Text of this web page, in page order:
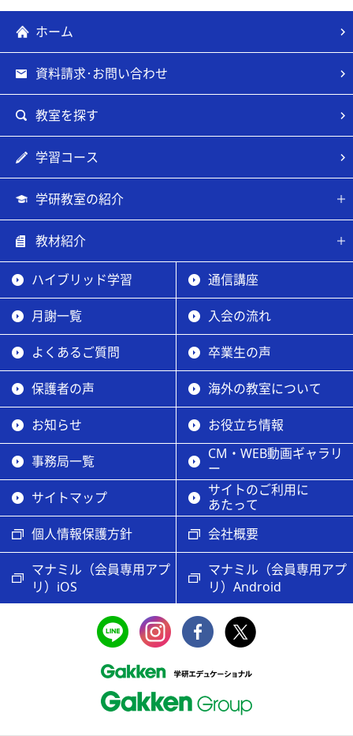
ホーム
資料請求･お問い合わせ
教室を探す
学習コース
学研教室の紹介
教材紹介
ハイブリッド学習 通信講座
月謝一覧 入会の流れ
よくあるご質問 卒業生の声
保護者の声 海外の教室について
お知らせ お役立ち情報
事務局一覧
CM・WEB動画ギャラリ
ー
サイトマップ
サイトのご利用に
あたって
個人情報保護方針
会社概要
マナミル（会員専用アプ
リ）iOS
マナミル（会員専用アプ
リ）Android